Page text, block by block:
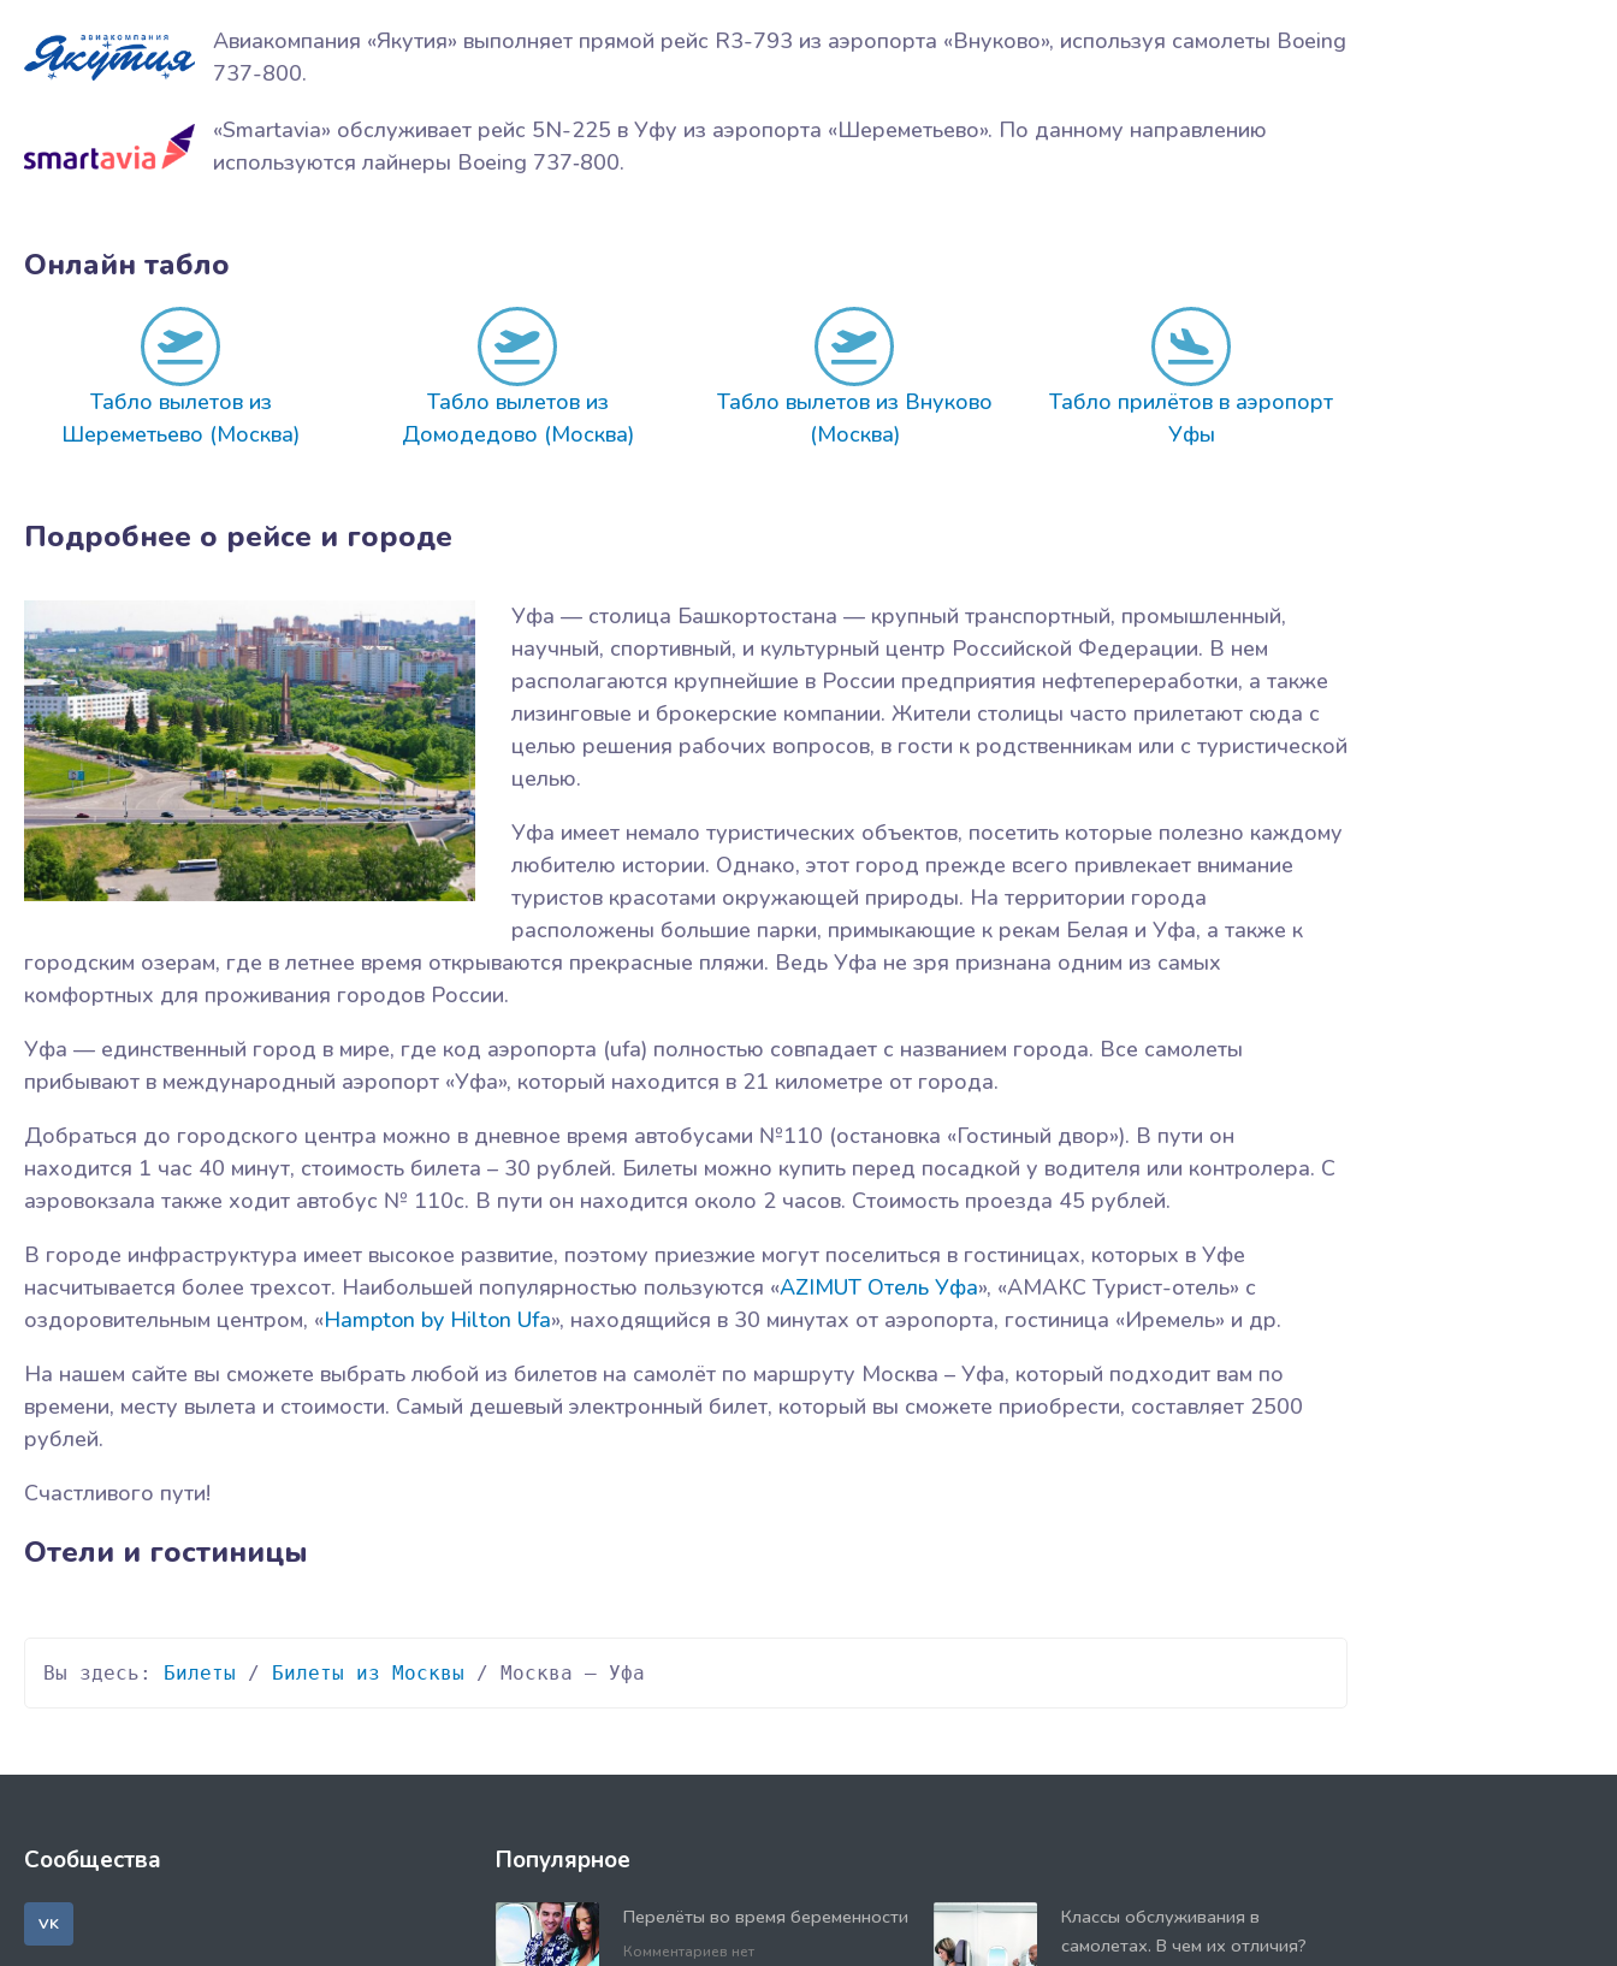
Авиакомпания «Якутия» выполняет прямой рейс R3-793 из аэропорта «Внуково», используя самолеты Boeing
737-800.
«Smartavia» обслуживает рейс 5N-225 в Уфу из аэропорта «Шереметьево». По данному направлению
используются лайнеры Boeing 737‑800.
Онлайн табло
Табло вылетов из
Шереметьево (Москва)
Табло вылетов из
Домодедово (Москва)
Табло вылетов из Внуково
(Москва)
Табло прилётов в аэропорт
Уфы
Подробнее о рейсе и городе
Уфа — столица Башкортостана — крупный транспортный, промышленный,
научный, спортивный, и культурный центр Российской Федерации. В нем
располагаются крупнейшие в России предприятия нефтепереработки, а также
лизинговые и брокерские компании. Жители столицы часто прилетают сюда с
целью решения рабочих вопросов, в гости к родственникам или с туристической
целью.
Уфа имеет немало туристических объектов, посетить которые полезно каждому
любителю истории. Однако, этот город прежде всего привлекает внимание
туристов красотами окружающей природы. На территории города
расположены большие парки, примыкающие к рекам Белая и Уфа, а также к
городским озерам, где в летнее время открываются прекрасные пляжи. Ведь Уфа не зря признана одним из самых
комфортных для проживания городов России.
Уфа — единственный город в мире, где код аэропорта (ufa) полностью совпадает с названием города. Все самолеты
прибывают в международный аэропорт «Уфа», который находится в 21 километре от города.
Добраться до городского центра можно в дневное время автобусами №110 (остановка «Гостиный двор»). В пути он
находится 1 час 40 минут, стоимость билета – 30 рублей. Билеты можно купить перед посадкой у водителя или контролера. С
аэровокзала также ходит автобус № 110с. В пути он находится около 2 часов. Стоимость проезда 45 рублей.
В городе инфраструктура имеет высокое развитие, поэтому приезжие могут поселиться в гостиницах, которых в Уфе
насчитывается более трехсот. Наибольшей популярностью пользуются «AZIMUT Отель Уфа», «АМАКС Турист-отель» с
оздоровительным центром, «Hampton by Hilton Ufa», находящийся в 30 минутах от аэропорта, гостиница «Иремель» и др.
На нашем сайте вы сможете выбрать любой из билетов на самолёт по маршруту Москва – Уфа, который подходит вам по
времени, месту вылета и стоимости. Самый дешевый электронный билет, который вы сможете приобрести, составляет 2500
рублей.
Счастливого пути!
Отели и гостиницы
Вы здесь: Билеты / Билеты из Москвы / Москва — Уфа
Сообщества
VK
Популярное
Перелёты во время беременности
Комментариев нет
Классы обслуживания в
самолетах. В чем их отличия?